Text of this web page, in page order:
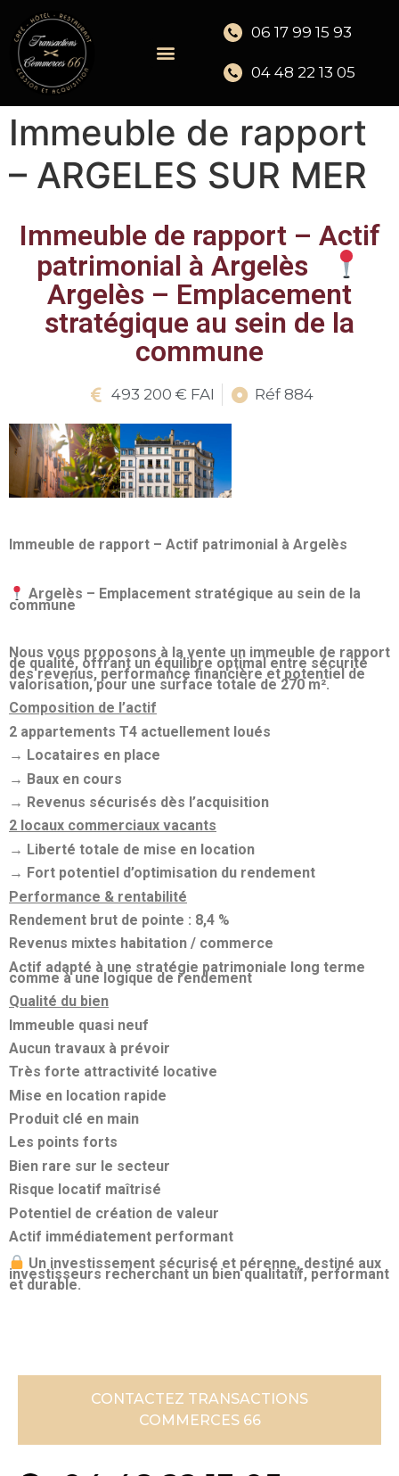
06 17 99 15 93
04 48 22 13 05
Immeuble de rapport
– ARGELES SUR MER
Immeuble de rapport – Actif
patrimonial à Argelès
Argelès – Emplacement
stratégique au sein de la
commune
493 200 € FAI Réf 884
Immeuble de rapport – Actif patrimonial à Argelès
Argelès – Emplacement stratégique au sein de la
commune
Nous vous proposons à la vente un immeuble de rapport
de qualité, offrant un équilibre optimal entre sécurité
des revenus, performance financière et potentiel de
valorisation, pour une surface totale de 270 m².
Composition de l’actif
2 appartements T4 actuellement loués
→ Locataires en place
→ Baux en cours
→ Revenus sécurisés dès l’acquisition
2 locaux commerciaux vacants
→ Liberté totale de mise en location
→ Fort potentiel d’optimisation du rendement
Performance & rentabilité
Rendement brut de pointe : 8,4 %
Revenus mixtes habitation / commerce
Actif adapté à une stratégie patrimoniale long terme
comme à une logique de rendement
Qualité du bien
Immeuble quasi neuf
Aucun travaux à prévoir
Très forte attractivité locative
Mise en location rapide
Produit clé en main
Les points forts
Bien rare sur le secteur
Risque locatif maîtrisé
Potentiel de création de valeur
Actif immédiatement performant
Un investissement sécurisé et pérenne, destiné aux
investisseurs recherchant un bien qualitatif, performant
et durable.
CONTACTEZ TRANSACTIONS
COMMERCES 66